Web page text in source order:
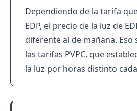
Dependiendo de la tarifa
EDP, el precio de la luz de
diferente al de mañana. Eso
las tarifas PVPC, que
la luz por horas distinto